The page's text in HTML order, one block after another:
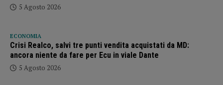
5 Agosto 2026
ECONOMIA
Crisi Realco, salvi tre punti vendita acquistati da MD:
ancora niente da fare per Ecu in viale Dante
5 Agosto 2026